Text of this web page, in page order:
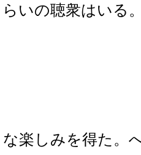
いの聴衆はいる
楽しみを得た。